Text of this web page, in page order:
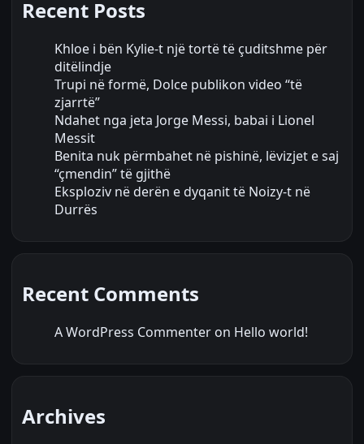
Recent Posts
Khloe i bën Kylie-t një tortë të çuditshme për
ditëlindje
Trupi në formë, Dolce publikon video “të
zjarrtë”
Ndahet nga jeta Jorge Messi, babai i Lionel
Messit
Benita nuk përmbahet në pishinë, lëvizjet e saj
“çmendin” të gjithë
Eksploziv në derën e dyqanit të Noizy-t në
Durrës
Recent Comments
A WordPress Commenter on Hello world!
Archives